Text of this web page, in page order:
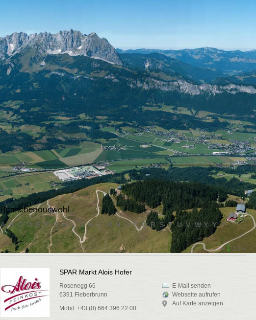
Branchenauswahl
A B C D E F G H I J K L M N O P Q R S T U V W X Y Z
«1 2 3 »
SPAR Markt Alois Hofer
Rosenegg 66
6391 Fieberbrunn
Mobil: +43 (0) 664 396 22 00
E-Mail senden
Webseite aufrufen
Auf Karte anzeigen